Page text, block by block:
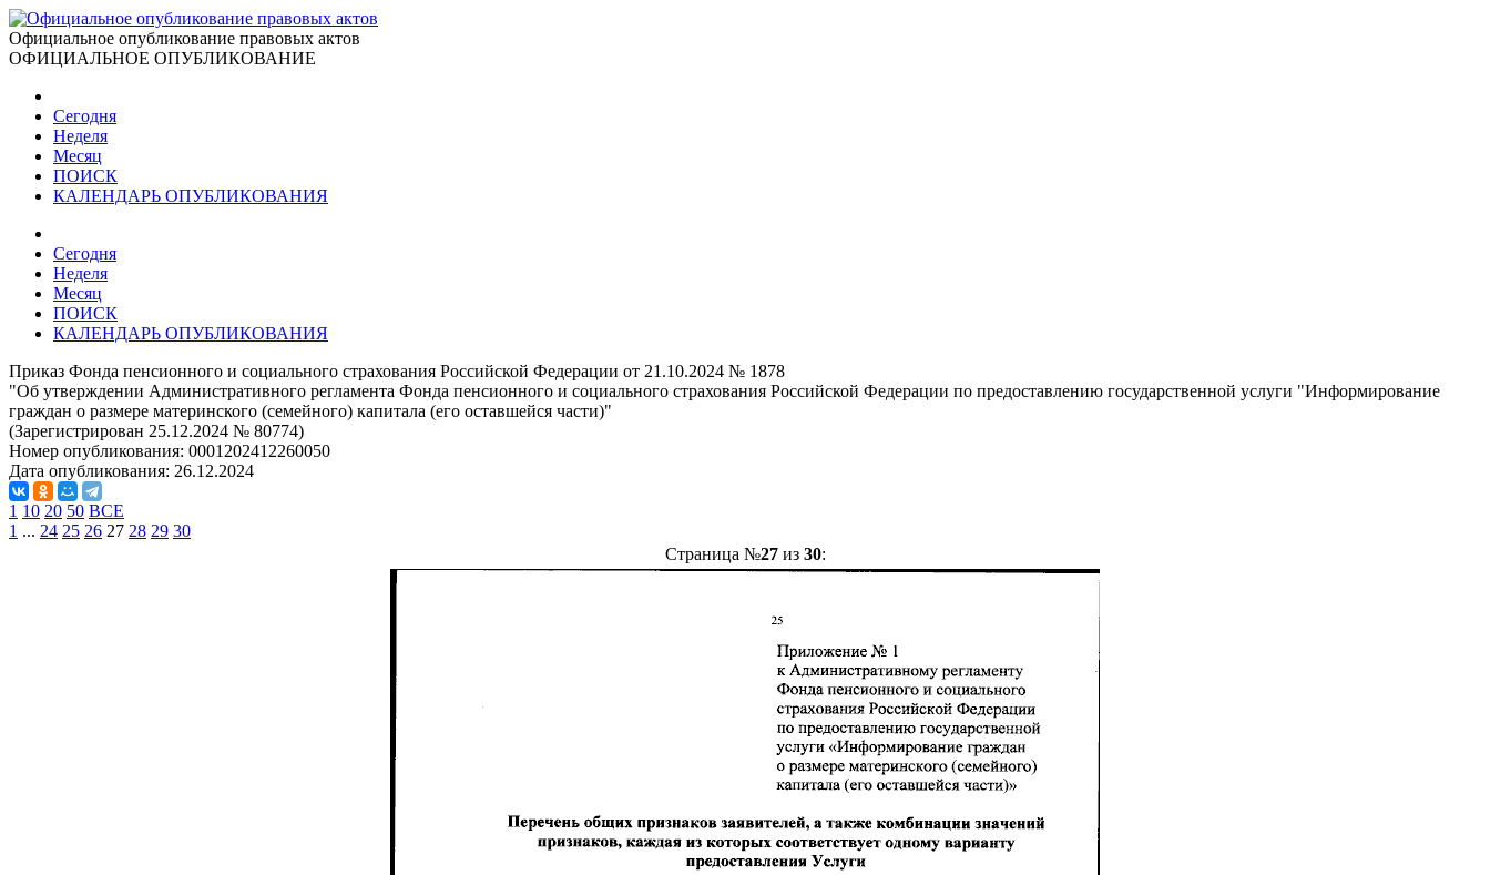
Официальное опубликование правовых актов
ОФИЦИАЛЬНОЕ ОПУБЛИКОВАНИЕ
Сегодня
Неделя
Месяц
ПОИСК
КАЛЕНДАРЬ ОПУБЛИКОВАНИЯ
Сегодня
Неделя
Месяц
ПОИСК
КАЛЕНДАРЬ ОПУБЛИКОВАНИЯ
Приказ Фонда пенсионного и социального страхования Российской Федерации от 21.10.2024 № 1878
"Об утверждении Административного регламента Фонда пенсионного и социального страхования Российской Федерации по предоставлению государственной услуги "Информирование
граждан о размере материнского (семейного) капитала (его оставшейся части)"
(Зарегистрирован 25.12.2024 № 80774)
Номер опубликования: 0001202412260050
Дата опубликования: 26.12.2024
1 10 20 50 ВСЕ
1 ... 24 25 26 27 28 29 30
Страница №27из 30: